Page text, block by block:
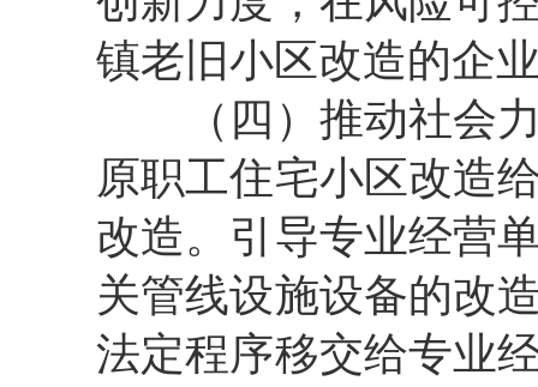
镇老旧小区改造的企
（四）推动社会
原职工住宅小区改造
改造。引导专业经营
关管线设施设备的改
法定程序移交给专业